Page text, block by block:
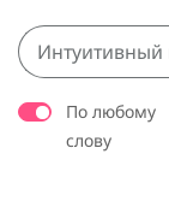
По любому
слову